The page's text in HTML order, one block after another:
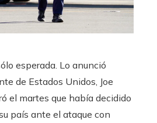
esperada. Lo anunció
de Estados Unidos, Joe
el martes que había decidido
país ante el ataque con